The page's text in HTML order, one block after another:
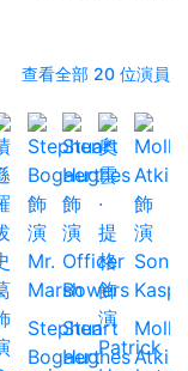
查看全部 20 位演員
Stephen
Bogaert
Stuart
Hughes
Molly